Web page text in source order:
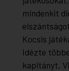
mindenkit
Kocsis
Idézte
kapitányt,